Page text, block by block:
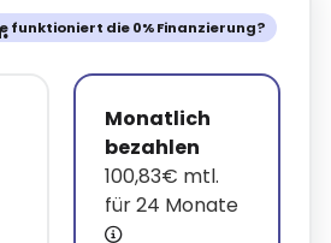
funktioniert die 0% Finanzierung?
Monatlich
bezahlen
100,83€ mtl.
für 24 Monate